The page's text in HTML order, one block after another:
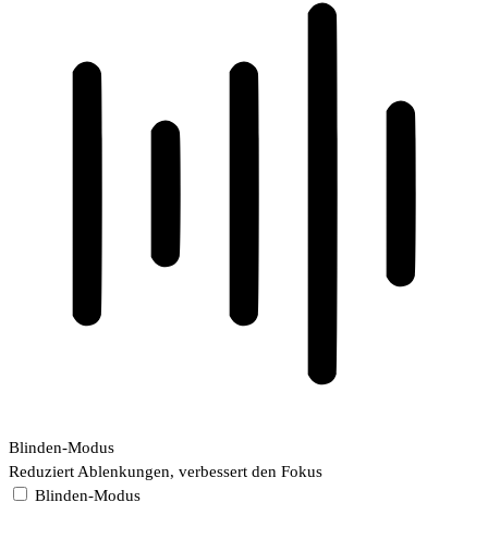
Blinden-Modus
Reduziert Ablenkungen, verbessert den Fokus
Blinden-Modus